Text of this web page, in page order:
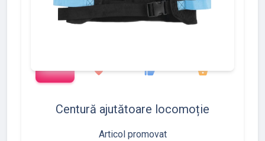
favorite thumb_up shopping_basket
Centură ajutătoare locomoție
Articol promovat